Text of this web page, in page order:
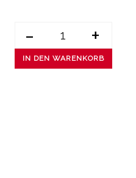
- +
IN DEN WARENKORB